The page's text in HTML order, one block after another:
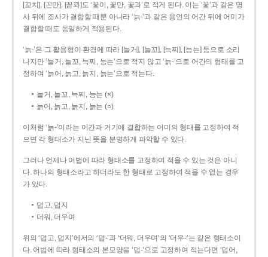
[꼬치], [꼰만], [꼳꽈]도 ‘꽃이, 꽃만, 꽃과’로 적게 된다. 이는 ‘꽃’과 같은 명
사 뒤에 조사가 결합할 때뿐 아니라 ‘늙-’과 같은 용언의 어간 뒤에 어미가
결합할 때도 동일하게 적용된다.
‘늙-’은 그 활용형이 환경에 따라 [늘거], [늘꼬], [늑찌], [능는] 등으로 소리
나지만 ‘늘거, 늘꼬, 늑찌, 능는’으로 적지 않고 ‘늙-’으로 어간의 형태를 고
정하여 ‘늙어, 늙고, 늙지, 늙는’으로 적는다.
늘거, 늘꼬, 늑찌, 능는 (×)
늙어, 늙고, 늙지, 늙는 (○)
이처럼 ‘늙-­’이라는 어간과 거기에 결합하는 어미의 형태를 고정하여 적
으면 각 형태소가 지닌 뜻을 분명하게 파악할 수 있다.
그러나 언제나 어법에 따라 형태소를 고정하여 적을 수 있는 것은 아니
다. 하나의 형태소라고 하더라도 한 형태로 고정하여 적을 수 없는 경우
가 있다.
덥고, 덥지
더워, 더우며
위의 ‘덥고, 덥지’에서의 ‘덥-­’과 ‘더워, 더우며’의 ‘더우-­’는 같은 형태소이
다. 어법에 따라 형태소의 본모양을 ‘덥-­’으로 고정하여 적는다면 ‘덥어,